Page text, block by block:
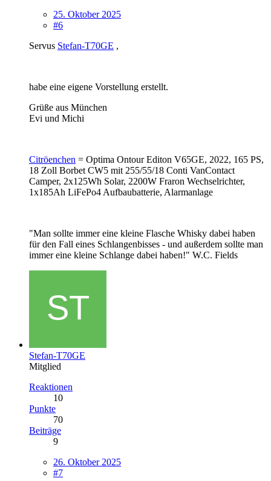
25. Oktober 2025
#6
Servus Stefan-T70GE ,
habe eine eigene Vorstellung erstellt.
Grüße aus München
Evi und Michi
Citröenchen = Optima Ontour Editon V65GE, 2022, 165 PS,
18 Zoll Borbet CW5 mit 255/55/18 Conti VanContact
Camper, 2x125Wh Solar, 2200W Fraron Wechselrichter,
1x185Ah LiFePo4 Aufbaubatterie, Alarmanlage
"Man sollte immer eine kleine Flasche Whisky dabei haben
für den Fall eines Schlangenbisses - und außerdem sollte man
immer eine kleine Schlange dabei haben!" W.C. Fields
Stefan-T70GE
Mitglied
Reaktionen
10
Punkte
70
Beiträge
9
26. Oktober 2025
#7